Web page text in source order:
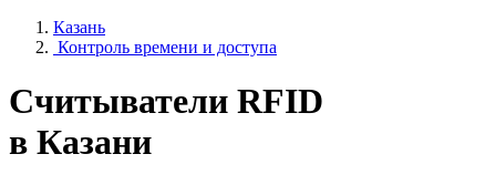
Казань
Контроль времени и доступа
Считыватели RFID
в Казани